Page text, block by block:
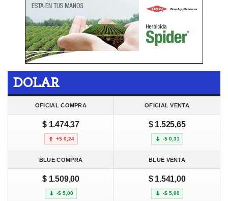
DOLAR
OFICIAL COMPRA OFICIAL VENTA
$ 1.474,37
+$ 0,24
$ 1.525,65
-$ 0,31
BLUE COMPRA BLUE VENTA
$ 1.509,00
-$ 5,00
$ 1.541,00
-$ 5,00